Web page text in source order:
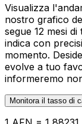
Visualizza
nostro grafico
segue 12 mesi
indica con
momento.
evolve a tuo
informeremo
Monitora il tasso di